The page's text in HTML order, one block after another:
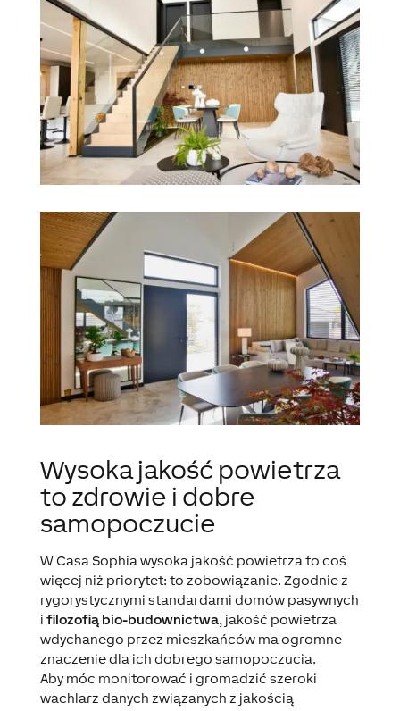
Wysoka jakość powietrza
to zdrowie i dobre
samopoczucie
W Casa Sophia wysoka jakość powietrza to coś
więcej niż priorytet: to zobowiązanie. Zgodnie z
rygorystycznymi standardami domów pasywnych
i filozofią bio-budownictwa, jakość powietrza
wdychanego przez mieszkańców ma ogromne
znaczenie dla ich dobrego samopoczucia.
Aby móc monitorować i gromadzić szeroki
wachlarz danych związanych z jakością